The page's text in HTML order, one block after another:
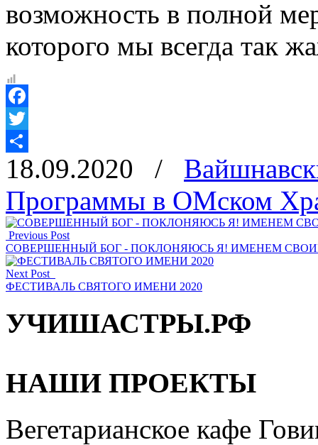
возможность в полной
которого мы всегда так
Facebook
Twitter
Отправить
18.09.2020 /
Программы в ОМском
Previous Post
СОВЕРШЕННЫЙ БОГ - ПОКЛОНЯЮСЬ Я! ИМЕНЕМ
Next Post
ФЕСТИВАЛЬ СВЯТОГО ИМЕНИ 2020
УЧИШАСТРЫ.РФ
НАШИ ПРОЕКТЫ
Вегетарианское кафе